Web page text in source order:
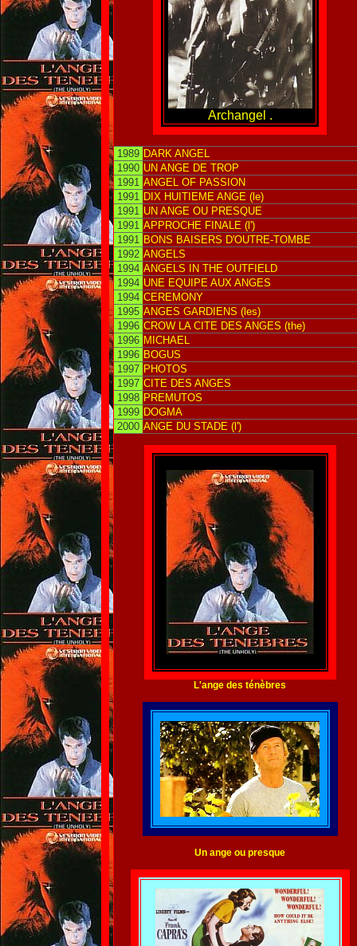
Archangel .
1989 DARK ANGEL
1990 UN ANGE DE TROP
1991 ANGEL OF PASSION
1991 DIX HUITIEME ANGE (le)
1991 UN ANGE OU PRESQUE
1991 APPROCHE FINALE (l')
1991 BONS BAISERS D'OUTRE-TOMBE
1992 ANGELS
1994 ANGELS IN THE OUTFIELD
1994 UNE EQUIPE AUX ANGES
1994 CEREMONY
1995 ANGES GARDIENS (les)
1996 CROW LA CITE DES ANGES (the)
1996 MICHAEL
1996 BOGUS
1997 PHOTOS
1997 CITE DES ANGES
1998 PREMUTOS
1999 DOGMA
2000 ANGE DU STADE (l')
L'ange des ténèbres
Un ange ou presque